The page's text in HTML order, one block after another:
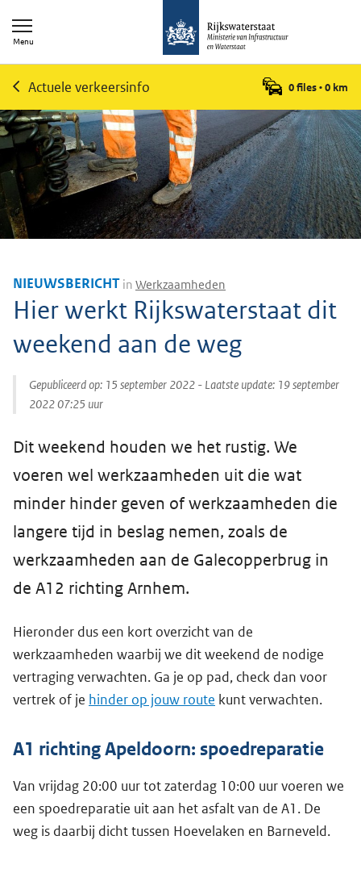
Menu
Actuele verkeersinfo 0 files•0 km
NIEUWSBERICHT in Werkzaamheden
Hier werkt Rijkswaterstaat dit
weekend aan de weg
Gepubliceerd op: 15 september 2022 - Laatste update: 19 september
2022 07:25 uur
Dit weekend houden we het rustig. We
voeren wel werkzaamheden uit die wat
minder hinder geven of werkzaamheden die
langere tijd in beslag nemen, zoals de
werkzaamheden aan de Galecopperbrug in
de A12 richting Arnhem.
Hieronder dus een kort overzicht van de
werkzaamheden waarbij we dit weekend de nodige
vertraging verwachten. Ga je op pad, check dan voor
vertrek of je hinder op jouw route kunt verwachten.
A1 richting Apeldoorn: spoedreparatie
Van vrijdag 20:00 uur tot zaterdag 10:00 uur voeren we
een spoedreparatie uit aan het asfalt van de A1. De
weg is daarbij dicht tussen Hoevelaken en Barneveld.